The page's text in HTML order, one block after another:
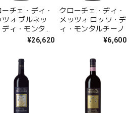
ーチェ・ディ・
ツォ ブルネッ
ディ・モンタル
ノ リゼルヴァ
¥26,620
クローチェ・ディ・
メッツォ ロッソ・デ
ィ・モンタルチーノ
¥6,600